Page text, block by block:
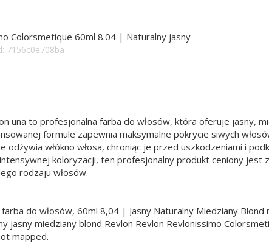
Colorsmetique 60ml 8.04 | Naturalny jasny
7156c0e708ba
una to profesjonalna farba do włosów, która oferuje jasny,
formule zapewnia maksymalne pokrycie siwych
odżywia włókno włosa, chroniąc je przed uszkodzeniami i
koloryzacji, ten profesjonalny produkt ceniony
rodzaju włosów.
do włosów, 60ml 8,04 | Jasny Naturalny Miedziany Blond
jasny miedziany blond Revlon Revlon Revlonissimo
mapped.